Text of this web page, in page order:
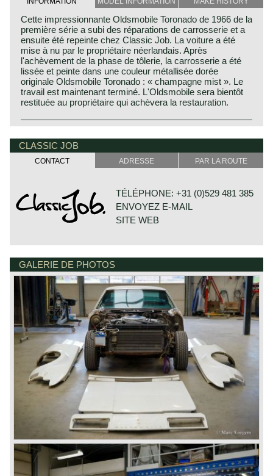
Cette impressionnante Oldsmobile Toronado de 1966 de la
première série a subi des réparations de carrosserie et a
ensuite été repeinte chez Classic Job. La voiture a été
mise à nu par le propriétaire néerlandais. Après
l'achèvement de la phase de tôlerie, la carrosserie a été
lissée et peinte dans une couleur métallisée dorée
originale Oldsmobile Toronado : « champagne mist ». Le
travail est maintenant terminé. L'Oldsmobile sera bientôt
restituée au propriétaire qui achèvera la restauration.
CLASSIC JOB
CONTACT ADRESSE PAR LA ROUTE
TÉLÉPHONE: +31 (0)529 481 385
ENVOYEZ E-MAIL
SITE WEB
DE VESTING 24
7722 GA DALFSEN
PAYS-BAS
GALERIE DE PHOTOS